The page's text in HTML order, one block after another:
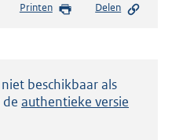
s
d
g
Printen Delen
beschikbaar als
de authentieke versie